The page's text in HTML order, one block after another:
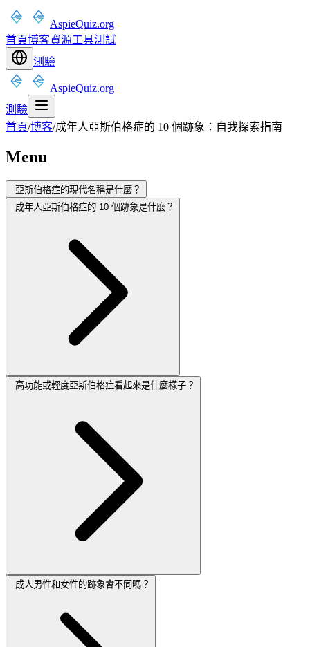
AspieQuiz.org
首頁博客資源工具測試
測驗
AspieQuiz.org
測驗
首頁/博客/成年人亞斯伯格症的 10 個跡象：自我探索指南
Menu
亞斯伯格症的現代名稱是什麼？
成年人亞斯伯格症的 10 個跡象是什麼？
高功能或輕度亞斯伯格症看起來是什麼樣子？
成人男性和女性的跡象會不同嗎？